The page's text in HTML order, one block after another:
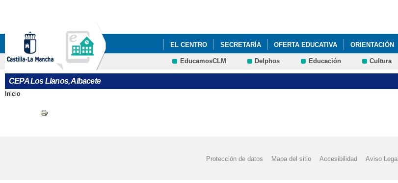
EL CENTRO SECRETARÍA OFERTA EDUCATIVA ORIENTACIÓN
EducamosCLM Delphos Educación Cultura
CEPA Los Llanos, Albacete
Se encuentra usted aquí
Inicio
Protección de datos Mapa del sitio Accesibilidad Aviso Legal